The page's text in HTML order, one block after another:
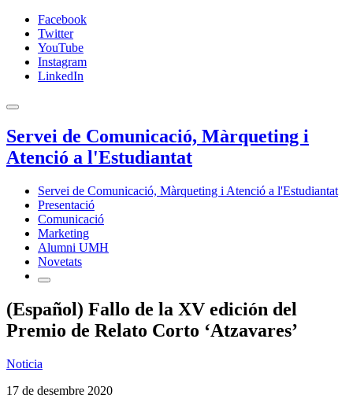
Facebook
Twitter
YouTube
Instagram
LinkedIn
Servei de Comunicació, Màrqueting i
Atenció a l'Estudiantat
Servei de Comunicació, Màrqueting i Atenció a l'Estudiantat
Presentació
Comunicació
Marketing
Alumni UMH
Novetats
(Español) Fallo de la XV edición del
Premio de Relato Corto ‘Atzavares’
Noticia
17 de desembre 2020